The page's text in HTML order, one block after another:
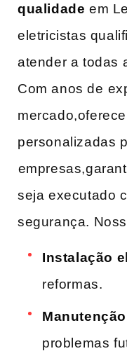
qualidade em
eletricistas
atender a todas‍
Com‍ anos de
personalizadas‍
‍seja executado
segurança.
Instalação
reformas.
problemas